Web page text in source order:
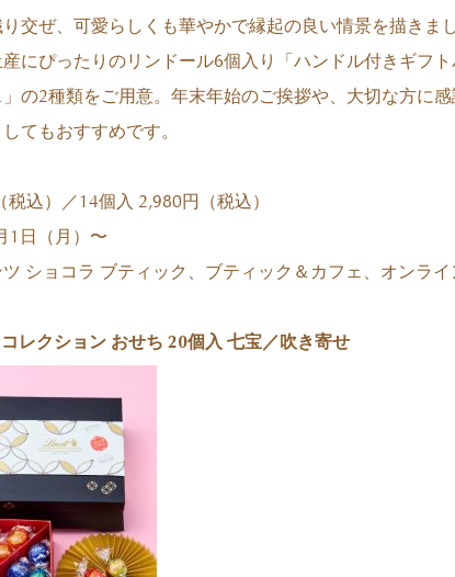
交ぜ、可愛らしくも華やかで縁起の良い情景を描きまし
にぴったりのリンドール6個入り「ハンドル付きギフ
の2種類をご用意。年末年始のご挨拶や、大切な方に
てもおすすめです。
込）／14個入 2,980円（税込）
1日（月）〜
ショコラ ブティック、ブティック＆カフェ、オンラ
レクション おせち 20個入 七宝／吹き寄せ